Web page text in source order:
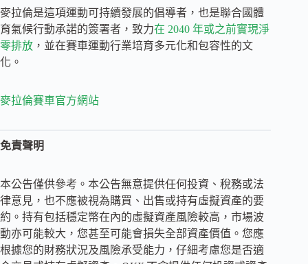
麥拉倫是這項運動可持續發展的倡導者，也是聯合國體
育氣候行動承諾的簽署者，致力在 2040 年或之前實現淨
零排放 ，並在賽車運動行業培育多元化和包容性的文
化。
麥拉倫賽車官方網站
免責聲明
本公告僅供參考。本公告無意提供任何投資、稅務或法
律意見，也不應被視為購買、出售或持有虛擬資產的要
約。持有包括穩定幣在內的虛擬資產風險較高，市場波
動亦可能較大，您甚至可能會損失全部資產價值。您應
根據您的財務狀況及風險承受能力，仔細考慮您是否適